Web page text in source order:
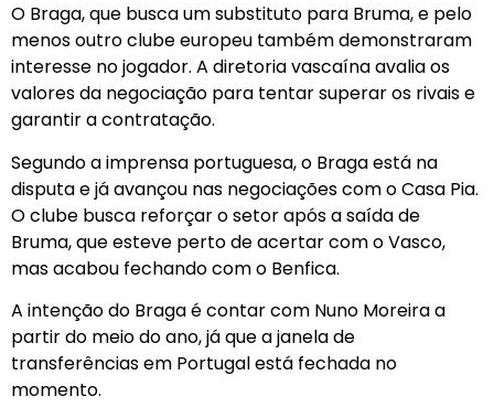
O Braga, que busca um substituto para Bruma, e pelo
menos outro clube europeu também demonstraram
interesse no jogador. A diretoria vascaína avalia os
valores da negociação para tentar superar os rivais e
garantir a contratação.
Segundo a imprensa portuguesa, o Braga está na
disputa e já avançou nas negociações com o Casa Pia.
O clube busca reforçar o setor após a saída de
Bruma, que esteve perto de acertar com o Vasco,
mas acabou fechando com o Benfica.
A intenção do Braga é contar com Nuno Moreira a
partir do meio do ano, já que a janela de
transferências em Portugal está fechada no
momento.